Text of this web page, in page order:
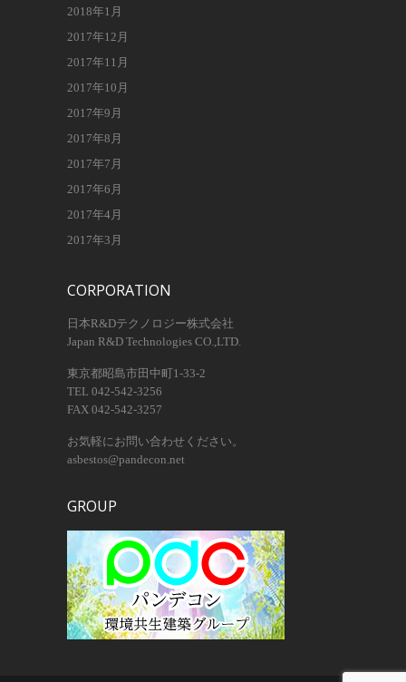
2018年1月
2017年12月
2017年11月
2017年10月
2017年9月
2017年8月
2017年7月
2017年6月
2017年4月
2017年3月
CORPORATION
日本R&Dテクノロジー株式会社
Japan R&D Technologies CO.,LTD.
東京都昭島市田中町1-33-2
TEL 042-542-3256
FAX 042-542-3257
お気軽にお問い合わせください。
asbestos@pandecon.net
GROUP